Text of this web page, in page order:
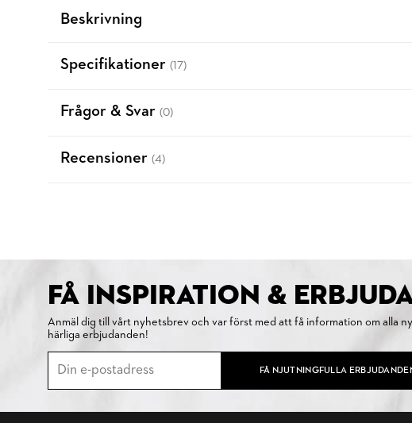
Beskrivning
Specifikationer (17)
Frågor & Svar (0)
Recensioner (4)
FÅ INSPIRATION &
Anmäl dig till vårt nyhetsbrev och var först med att få information om alla
härliga erbjudanden!
FÅ NJUTNINGFULLA